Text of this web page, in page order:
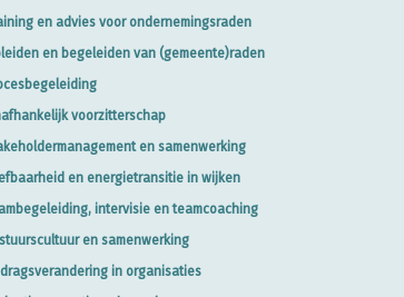
en advies voor ondernemingsraden
en begeleiden van (gemeente)raden
voorzitterschap
en samenwerking
en energietransitie in wijken
intervisie en teamcoaching
en samenwerking
in organisaties